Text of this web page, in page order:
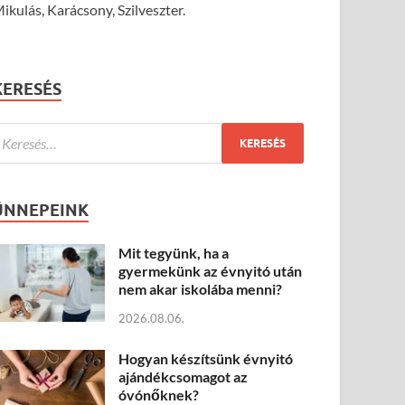
Karácsony, Szilveszter.
Mit tegyünk, ha a
gyermekünk az évnyitó után
nem akar iskolába menni?
2026.08.06.
Hogyan készítsünk évnyitó
ajándékcsomagot az
óvónőknek?